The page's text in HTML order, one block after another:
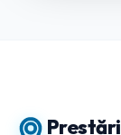
Prestări